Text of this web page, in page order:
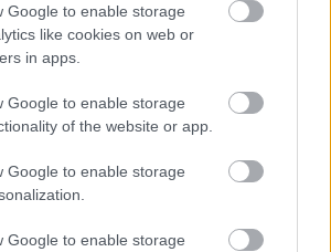
Google to enable storage
like cookies on web or
in apps.
Google to enable storage
of the website or app.
Google to enable storage
Google to enable storage
eller suksessforklare enkelte
og prestasjoner etter denne
i fortsatt store treningsmengder
dag. Vi gleder oss til World Cup
helg, og kan med sikkerhet si at
dager på Beitostølen også neste